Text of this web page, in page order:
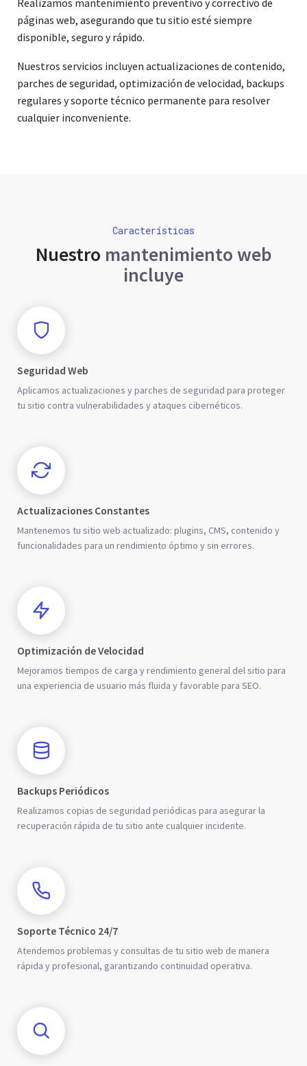
Realizamos mantenimiento preventivo y correctivo de
páginas web, asegurando que tu sitio esté siempre
disponible, seguro y rápido.
Nuestros servicios incluyen actualizaciones de contenido,
parches de seguridad, optimización de velocidad, backups
regulares y soporte técnico permanente para resolver
cualquier inconveniente.
Características
Nuestro mantenimiento web
incluye
Seguridad Web
Aplicamos actualizaciones y parches de seguridad para proteger
tu sitio contra vulnerabilidades y ataques cibernéticos.
Actualizaciones Constantes
Mantenemos tu sitio web actualizado: plugins, CMS, contenido y
funcionalidades para un rendimiento óptimo y sin errores.
Optimización de Velocidad
Mejoramos tiempos de carga y rendimiento general del sitio para
una experiencia de usuario más fluida y favorable para SEO.
Backups Periódicos
Realizamos copias de seguridad periódicas para asegurar la
recuperación rápida de tu sitio ante cualquier incidente.
Soporte Técnico 24/7
Atendemos problemas y consultas de tu sitio web de manera
rápida y profesional, garantizando continuidad operativa.